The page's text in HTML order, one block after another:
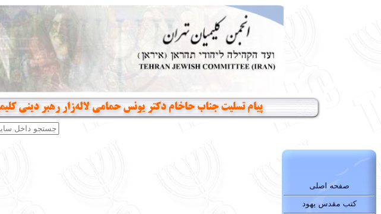
پیام تسلیت جناب حاخام دکتر یونس حمامی لاله‌زار رهبر
صفحه اصلی
کتب مقدس یهود